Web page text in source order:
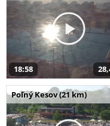
18:58
Poľný Kesov (21 km)